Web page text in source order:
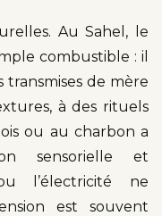
Au Sahel, le
combustible : il
transmises de mère
à des rituels
ou au charbon a
sensorielle et
l’électricité ne
est souvent